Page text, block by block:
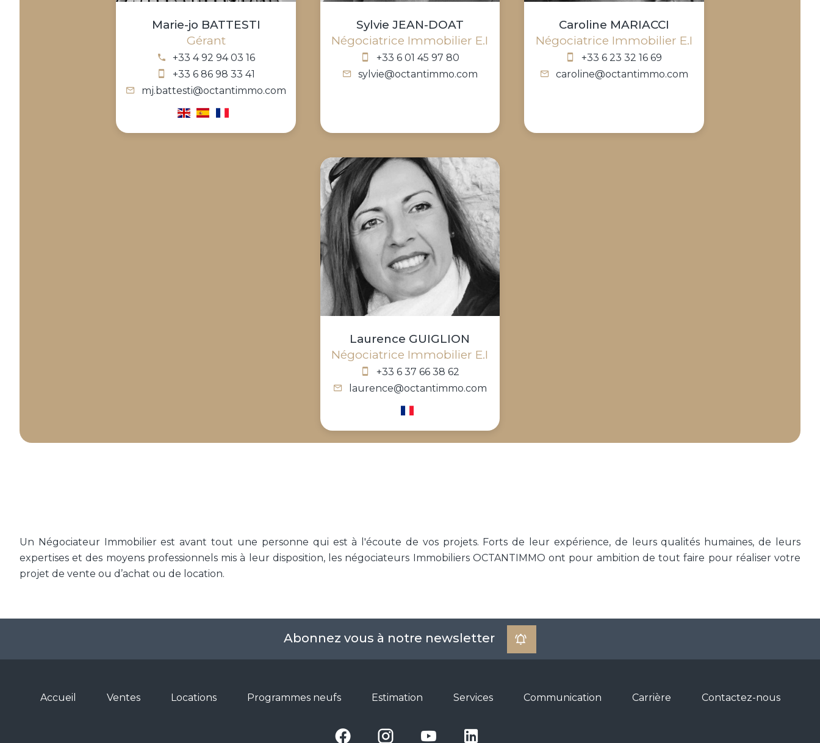
Marie-jo BATTESTI
Gérant
+33 4 92 94 03 16
+33 6 86 98 33 41
mj.battesti@octantimmo.com
Sylvie JEAN-DOAT
Négociatrice Immobilier E.I
+33 6 01 45 97 80
sylvie@octantimmo.com
Caroline MARIACCI
Négociatrice Immobilier E.I
+33 6 23 32 16 69
caroline@octantimmo.com
Laurence GUIGLION
Négociatrice Immobilier E.I
+33 6 37 66 38 62
laurence@octantimmo.com
Un Négociateur Immobilier est avant tout une personne qui est à l'écoute de vos projets. Forts de leur expérience, de leurs qualités humaines, de leurs
expertises et des moyens professionnels mis à leur disposition, les négociateurs Immobiliers OCTANTIMMO ont pour ambition de tout faire pour réaliser votre
projet de vente ou d’achat ou de location.
Abonnez vous à notre newsletter
Accueil Ventes Locations Programmes neufs Estimation Services Communication Carrière Contactez-nous